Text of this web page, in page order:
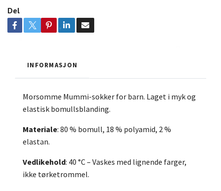
Del
INFORMASJON
Morsomme Mummi-sokker for barn. Laget i myk og
elastisk bomullsblanding.
Materiale: 80 % bomull, 18 % polyamid, 2 %
elastan.
Vedlikehold: 40 °C – Vaskes med lignende farger,
ikke tørketrommel.